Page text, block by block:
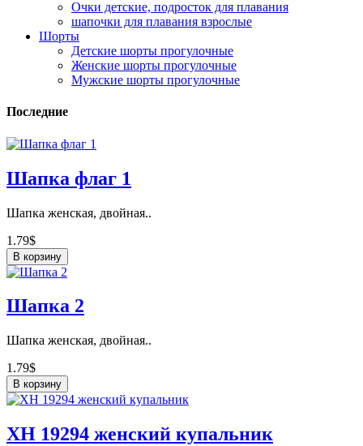
Очки детские, подросток для плавания
шапочки для плавания взрослые
Шорты
Детские шорты прогулочные
Женские шорты прогулочные
Мужские шорты прогулочные
Последние
Шапка флаг 1
Шапка женская, двойная..
1.79$
В корзину
Шапка 2
Шапка женская, двойная..
1.79$
В корзину
ХН 19294 женский купальник